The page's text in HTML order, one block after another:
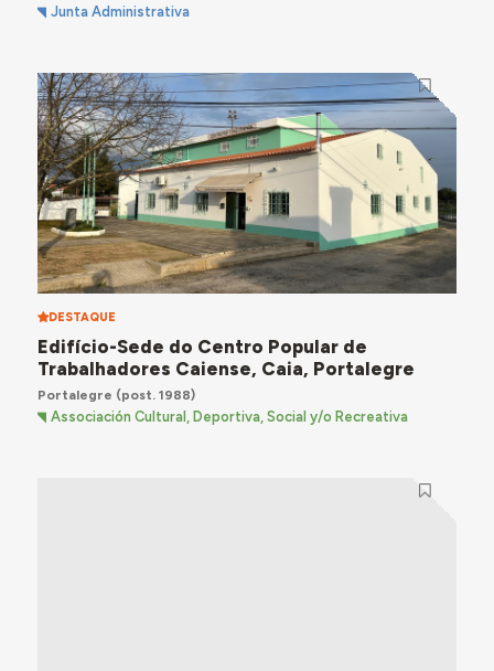
Junta Administrativa
DESTAQUE
Edifício-Sede do Centro Popular de
Trabalhadores Caiense, Caia, Portalegre
Portalegre (post. 1988)
Associación Cultural, Deportiva, Social y/o Recreativa